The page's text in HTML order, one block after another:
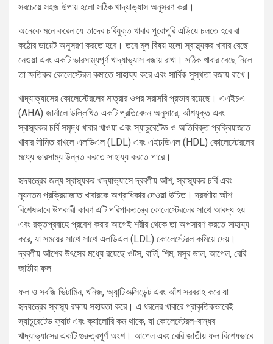
সবচেয়ে সহজ উপায় হলো সঠিক খাদ্যাভ্যাস অনুসরণ করা।
অনেকে মনে করেন যে তাদের চর্বিযুক্ত খাবার পুরোপুরি এড়িয়ে চলতে হবে বা
কঠোর ডায়েট অনুসরণ করতে হবে। তবে মূল বিষয় হলো স্বাস্থ্যকর খাবার বেছে
নেওয়া এবং একটি ভারসাম্যপূর্ণ খাদ্যাভ্যাস বজায় রাখা। সঠিক খাবার বেছে নিলে
তা ক্ষতিকর কোলেস্টেরল কমাতে সাহায্য করে এবং সার্বিক সুস্থতা বজায় রাখে।
খাদ্যাভ্যাসের কোলেস্টেরলের মাত্রার ওপর সরাসরি প্রভাব রয়েছে। এএইচএ
(AHA) জার্নালে উল্লিখিত একটি প্রতিবেদন অনুসারে, আঁশযুক্ত এবং
স্বাস্থ্যকর চর্বি সমৃদ্ধ খাবার খাওয়া এবং স্যাচুরেটেড ও অতিরিক্ত প্রক্রিয়াজাত
খাবার সীমিত রাখলে এলডিএল (LDL) এবং এইচডিএল (HDL) কোলেস্টেরলের
মধ্যে ভারসাম্য উন্নত করতে সাহায্য করতে পারে।
হৃদযন্ত্রের জন্য স্বাস্থ্যকর খাদ্যাভ্যাসে দ্রবণীয় আঁশ, স্বাস্থ্যকর চর্বি এবং
ন্যূনতম প্রক্রিয়াজাত খাবারকে অগ্রাধিকার দেওয়া উচিত। দ্রবণীয় আঁশ
বিশেষভাবে উপকারী কারণ এটি পরিপাকতন্ত্রে কোলেস্টেরলের সাথে আবদ্ধ হয়
এবং রক্তপ্রবাহে প্রবেশ করার আগেই শরীর থেকে তা অপসারণ করতে সাহায্য
করে, যা সময়ের সাথে সাথে এলডিএল (LDL) কোলেস্টেরল কমিয়ে দেয়।
দ্রবণীয় আঁশের উৎসের মধ্যে রয়েছে ওটস, বার্লি, শিম, মসুর ডাল, আপেল, বেরি
জাতীয় ফল
ফল ও সবজি ভিটামিন, খনিজ, অ্যান্টিঅক্সিডেন্ট এবং আঁশ সরবরাহ করে যা
হৃদযন্ত্রের স্বাস্থ্য রক্ষায় সহায়তা করে। এ ধরনের খাবারে প্রাকৃতিকভাবেই
স্যাচুরেটেড ফ্যাট এবং ক্যালোরি কম থাকে, যা কোলেস্টেরল-বান্ধব
খাদ্যাভ্যাসের একটি গুরুত্বপূর্ণ অংশ। আপেল এবং বেরি জাতীয় ফল বিশেষভাবে